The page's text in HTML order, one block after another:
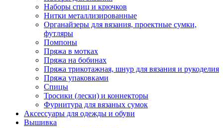
Наборы спиц и крючков
Нитки металлизированные
Органайзеры для вязания, проектные сумки,
футляры
Помпоны
Пряжа в мотках
Пряжа на бобинах
Пряжа трикотажная, шнур для вязания и рукоделия
Пряжа упаковками
Спицы
Тросики (лески) и коннекторы
Фурнитура для вязаных сумок
Аксессуары для одежды и обуви
Вышивка